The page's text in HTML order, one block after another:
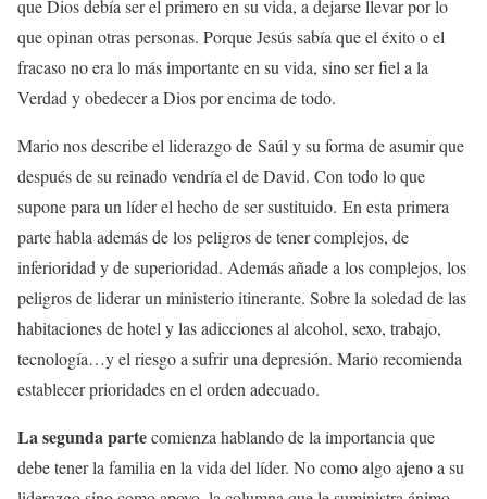
que Dios debía ser el primero en su vida, a dejarse llevar por lo
que opinan otras personas. Porque Jesús sabía que el éxito o el
fracaso no era lo más importante en su vida, sino ser fiel a la
Verdad y obedecer a Dios por encima de todo.
Mario nos describe el liderazgo de Saúl y su forma de asumir que
después de su reinado vendría el de David. Con todo lo que
supone para un líder el hecho de ser sustituido. En esta primera
parte habla además de los peligros de tener complejos, de
inferioridad y de superioridad. Además añade a los complejos, los
peligros de liderar un ministerio itinerante. Sobre la soledad de las
habitaciones de hotel y las adicciones al alcohol, sexo, trabajo,
tecnología…y el riesgo a sufrir una depresión. Mario recomienda
establecer prioridades en el orden adecuado.
La segunda partecomienza hablando de la importancia que
debe tener la familia en la vida del líder. No como algo ajeno a su